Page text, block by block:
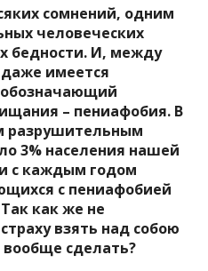
сомнений, одним
человеческих
бедности. И, между
имеется
– пениафобия. В
разрушительным
3% населения нашей
с каждым годом
с пениафобией
как же не
взять над собою
вообще сделать?